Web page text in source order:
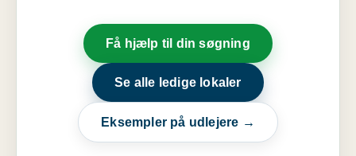
Få hjælp til din søgning
Se alle ledige lokaler
Eksempler på udlejere →